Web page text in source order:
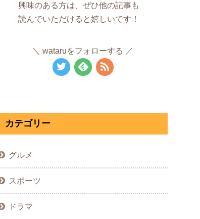
興味のある方は、ぜひ他の記事も
読んでいただけると嬉しいです！
wataruをフォローする
カテゴリー
グルメ
スポーツ
ドラマ